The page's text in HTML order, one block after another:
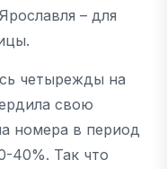
– для
четырежды на
свою
номера в период
40%. Так что